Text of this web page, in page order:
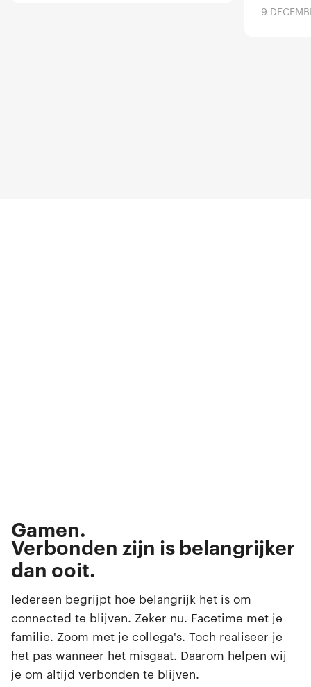
9
Gamen.
Browsen.
Swipen.
Selfies maken.
Verbonden zijn is belangrijker
dan ooit.
Iedereen begrijpt hoe belangrijk het is om
connected te blijven. Zeker nu. Facetime met je
familie. Zoom met je collega's. Toch realiseer je
het pas wanneer het misgaat. Daarom helpen wij
je om altijd verbonden te blijven.